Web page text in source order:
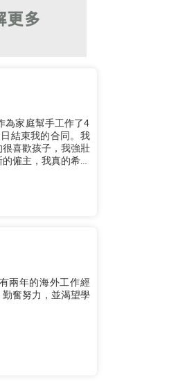
為家庭幫手工作了4
結束我的合同。我
喜歡孩子，我強壯
僱主，我真的希望
兩年的海外工作經
奮努力，並渴望學